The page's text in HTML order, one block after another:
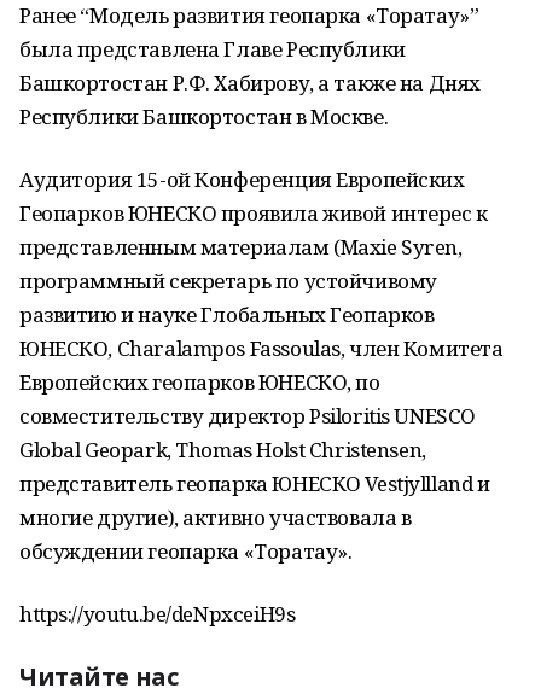
Ранее “Модель развития геопарка «Торатау»”
была представлена Главе Республики
Башкортостан Р.Ф. Хабирову, а также на Днях
Республики Башкортостан в Москве.
Аудитория 15-ой Конференция Европейских
Геопарков ЮНЕСКО проявила живой интерес к
представленным материалам (Maxie Syren,
программный секретарь по устойчивому
развитию и науке Глобальных Геопарков
ЮНЕСКО, Charalampos Fassoulas, член Комитета
Европейских геопарков ЮНЕСКО, по
совместительству директор Psiloritis UNESCO
Global Geopark, Thomas Holst Christensen,
представитель геопарка ЮНЕСКО Vestjyllland и
многие другие), активно участвовала в
обсуждении геопарка «Торатау».
https://youtu.be/deNpxceiH9s
Читайте нас